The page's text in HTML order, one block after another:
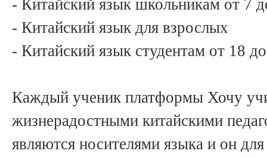
- Китайский язык школьникам от 7
- Китайский язык для взрослых
- Китайский язык студентам от 18
Каждый ученик платформы Хочу
жизнерадостными китайскими
являются носителями языка и он